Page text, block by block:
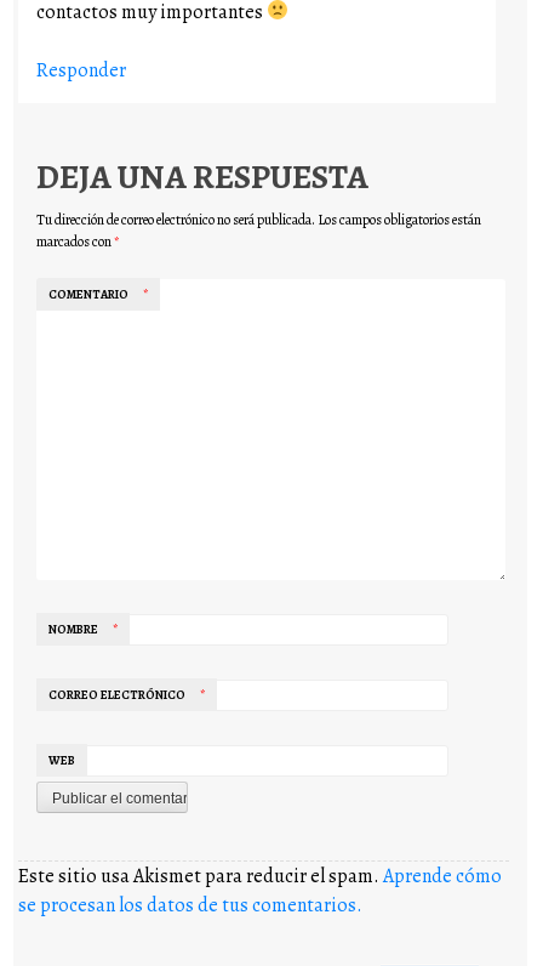
contactos muy importantes
Responder
DEJA UNA RESPUESTA
Tu dirección de correo electrónico no será publicada. Los campos obligatorios están
marcados con*
COMENTARIO *
NOMBRE *
CORREO ELECTRÓNICO *
WEB
Este sitio usa Akismet para reducir el spam.Aprende cómo
se procesan los datos de tus comentarios.